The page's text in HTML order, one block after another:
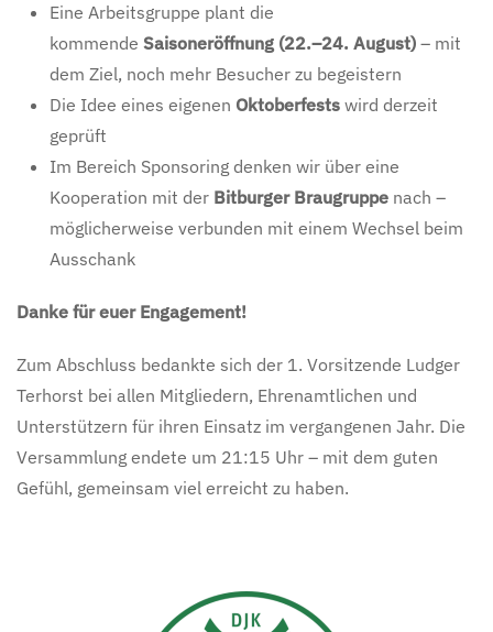
Eine Arbeitsgruppe plant die
kommende Saisoneröffnung (22.–24. August) – mit
dem Ziel, noch mehr Besucher zu begeistern
Die Idee eines eigenen Oktoberfests wird derzeit
geprüft
Im Bereich Sponsoring denken wir über eine
Kooperation mit der Bitburger Braugruppe nach –
möglicherweise verbunden mit einem Wechsel beim
Ausschank
Danke für euer Engagement!
Zum Abschluss bedankte sich der 1. Vorsitzende Ludger
Terhorst bei allen Mitgliedern, Ehrenamtlichen und
Unterstützern für ihren Einsatz im vergangenen Jahr. Die
Versammlung endete um 21:15 Uhr – mit dem guten
Gefühl, gemeinsam viel erreicht zu haben.